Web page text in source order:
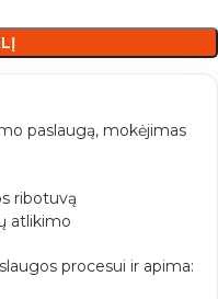
paslaugą, mokėjimas
ribotuvą
atlikimo
procesui ir apima: